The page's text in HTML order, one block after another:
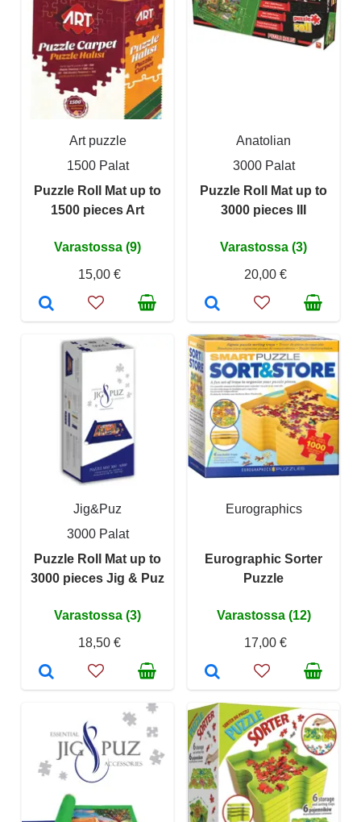
Art puzzle
1500 Palat
Puzzle Roll Mat up to
1500 pieces Art
Varastossa (9)
15,00 €
Anatolian
3000 Palat
Puzzle Roll Mat up to
3000 pieces III
Varastossa (3)
20,00 €
Jig&Puz
3000 Palat
Puzzle Roll Mat up to
3000 pieces Jig & Puz
Varastossa (3)
18,50 €
Eurographics
Eurographic Sorter
Puzzle
Varastossa (12)
17,00 €